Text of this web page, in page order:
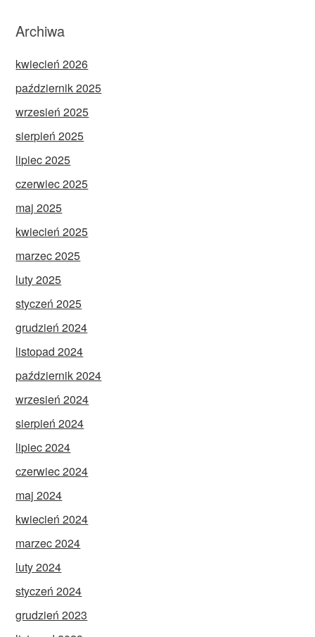
Archiwa
kwiecień 2026
październik 2025
wrzesień 2025
sierpień 2025
lipiec 2025
czerwiec 2025
maj 2025
kwiecień 2025
marzec 2025
luty 2025
styczeń 2025
grudzień 2024
listopad 2024
październik 2024
wrzesień 2024
sierpień 2024
lipiec 2024
czerwiec 2024
maj 2024
kwiecień 2024
marzec 2024
luty 2024
styczeń 2024
grudzień 2023